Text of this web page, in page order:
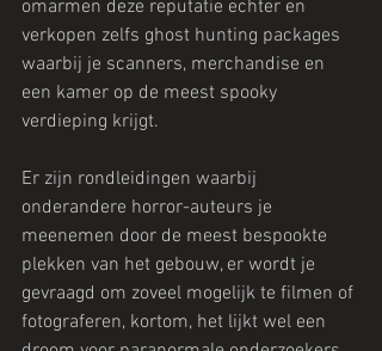
omarmen deze reputatie echter en
verkopen zelfs ghost hunting packages
waarbij je scanners, merchandise en
een kamer op de meest spooky
verdieping krijgt.
Er zijn rondleidingen waarbij
onderandere horror-auteurs je
meenemen door de meest bespookte
plekken van het gebouw, er wordt je
gevraagd om zoveel mogelijk te filmen of
fotograferen, kortom, het lijkt wel een